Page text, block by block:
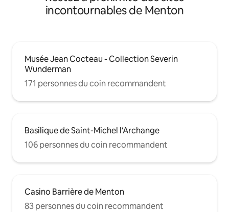
incontournables de Menton
Musée Jean Cocteau - Collection Severin
Wunderman
171 personnes du coin recommandent
Basilique de Saint-Michel l'Archange
106 personnes du coin recommandent
Casino Barrière de Menton
83 personnes du coin recommandent